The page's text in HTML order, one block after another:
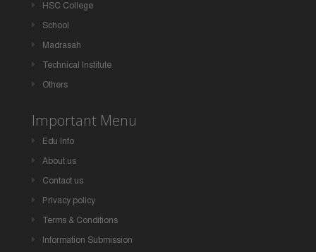
HSC College
School
Madrasah
Technical Institute
Others
Important Menu
Edu Info
About us
Contact us
Privacy policy
Terms & Conditions
Information Submission